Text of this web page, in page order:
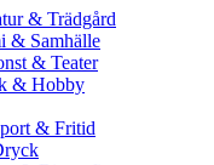
& Trädgård
& Samhälle
& Teater
& Hobby
& Fritid